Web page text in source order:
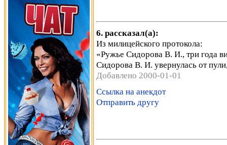
6. рассказал(а):
Из милицейского протокола:
«Ружье Сидорова В. И., три года
Сидорова В. И. увернулась от
Добавлено 2000-01-01
Ссылка на анекдот
Отправить другу